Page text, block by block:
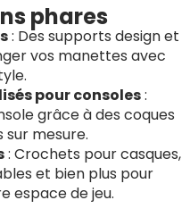
phares
: Des supports design et
vos manettes avec
pour consoles:
grâce à des coques
mesure.
: Crochets pour casques,
et bien plus pour
espace de jeu.